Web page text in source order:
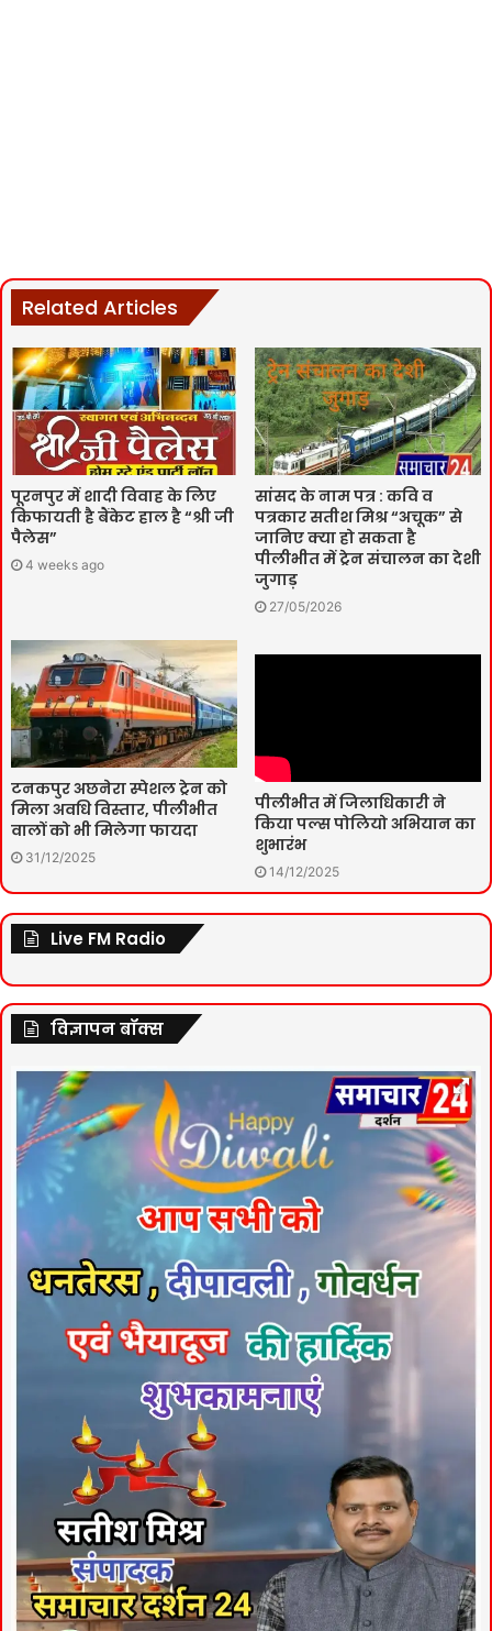
Related Articles
पूरनपुर में शादी विवाह के लिए
किफायती है बैंकेट हाल है “श्री जी
पैलेस”
4 weeks ago
सांसद के नाम पत्र : कवि व
पत्रकार सतीश मिश्र “अचूक” से
जानिए क्या हो सकता है
पीलीभीत में ट्रेन संचालन का देशी
जुगाड़
27/05/2026
टनकपुर अछनेरा स्पेशल ट्रेन को
मिला अवधि विस्तार, पीलीभीत
वालों को भी मिलेगा फायदा
31/12/2025
पीलीभीत में जिलाधिकारी ने
किया पल्स पोलियो अभियान का
शुभारंभ
14/12/2025
Live FM Radio
विज्ञापन बॉक्स